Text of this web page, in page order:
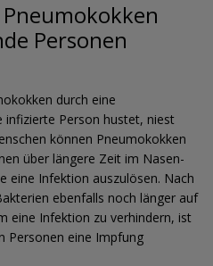
Personen
durch eine
Person hustet, niest
können Pneumokokken
über längere Zeit im Nasen-
eine Infektion auszulösen. Nach
ebenfalls noch länger auf
eine Infektion zu verhindern, ist
Personen eine Impfung